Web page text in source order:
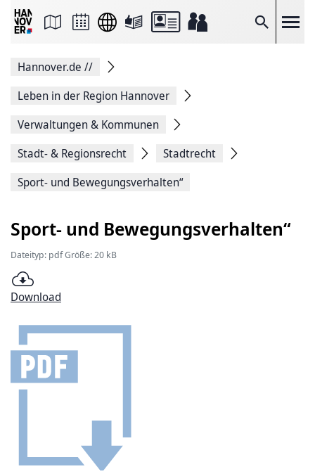
Suche
Seite
Facebook
teilen
Seitenlink
Seite
Hannover.de //
Leben in der Region Hannover
Verwaltungen & Kommunen
Stadt- & Regionsrecht
Stadtrecht
Sport- und Bewegungsverhalten“
Sport- und Bewegungsverhalten“
Dateityp: pdf Größe: 20 kB
Download